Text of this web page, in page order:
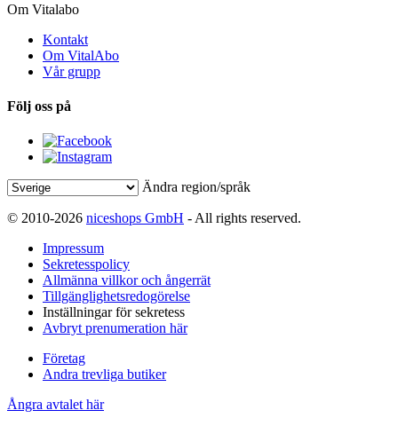
Om Vitalabo
Kontakt
Om VitalAbo
Vår grupp
Följ oss på
Ändra region/språk
© 2010-2026 niceshops GmbH - All rights reserved.
Impressum
Sekretesspolicy
Allmänna villkor och ångerrät
Tillgänglighetsredogörelse
Inställningar för sekretess
Avbryt prenumeration här
Företag
Andra trevliga butiker
Ångra avtalet här